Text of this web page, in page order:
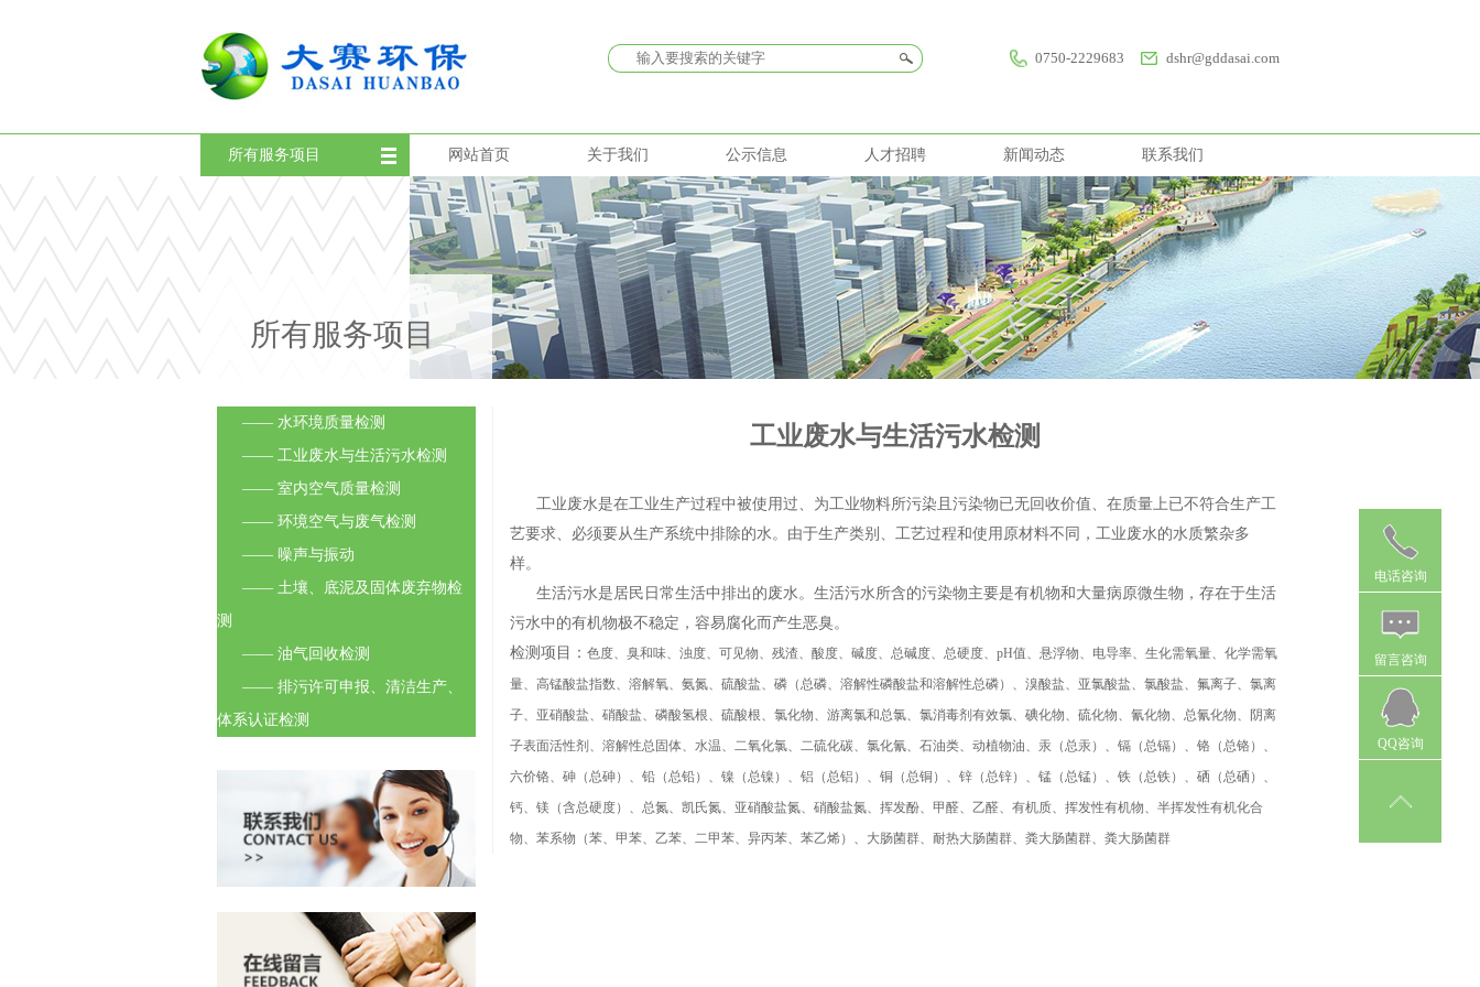
0750-2229683 dshr@gddasai.com
所有服务项目 网站首页 关于我们 公示信息 人才招聘 新闻动态 联系我们
所有服务项目
—— 水环境质量检测
—— 工业废水与生活污水检测
—— 室内空气质量检测
—— 环境空气与废气检测
—— 噪声与振动
—— 土壤、底泥及固体废弃物检
测
—— 油气回收检测
—— 排污许可申报、清洁生产、
体系认证检测
工业废水与生活污水检测
工业废水是在工业生产过程中被使用过、为工业物料所污染且污染物已无回收价值、在质量上已不符合生产工
艺要求、必须要从生产系统中排除的水。由于生产类别、工艺过程和使用原材料不同，工业废水的水质繁杂多
样。
生活污水是居民日常生活中排出的废水。生活污水所含的污染物主要是有机物和大量病原微生物，存在于生活
污水中的有机物极不稳定，容易腐化而产生恶臭。
检测项目： 色度、臭和味、浊度、可见物、残渣、酸度、碱度、总碱度、总硬度、 pH值、悬浮物、电导率、生化需氧量、化学需氧
量、高锰酸盐指数、溶解氧、氨氮、硫酸盐、磷（总磷、溶解性磷酸盐和溶解性总磷）、溴酸盐、亚氯酸盐、氯酸盐、氟离子、氯离
子、亚硝酸盐、硝酸盐、磷酸氢根、硫酸根、氯化物、游离氯和总氯、氯消毒剂有效氯、碘化物、硫化物、氰化物、总氰化物、阴离
子表面活性剂、溶解性总固体、水温、二氧化氯、二硫化碳、氯化氰、石油类、动植物油、汞（总汞）、镉（总镉）、铬（总铬）、
六价铬、砷（总砷）、铅（总铅）、镍（总镍）、铝（总铝）、铜（总铜）、锌（总锌）、锰（总锰）、铁（总铁）、硒（总硒）、
钙、镁（含总硬度）、总氮、凯氏氮、亚硝酸盐氮、硝酸盐氮、挥发酚、甲醛、乙醛、有机质、挥发性有机物、半挥发性有机化合
物、苯系物（苯、甲苯、乙苯、二甲苯、异丙苯、苯乙烯）、大肠菌群、耐热大肠菌群、粪大肠菌群、粪大肠菌群
电话咨询
留言咨询
QQ咨询